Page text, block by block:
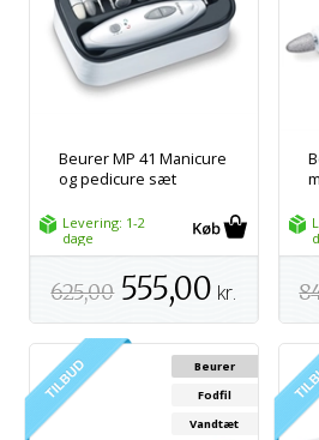
Beurer MP 41 Manicure
og pedicure sæt
Levering: 1-2
dage
625,00 555,00 kr.
Beurer
Fodfil
Vandtæt